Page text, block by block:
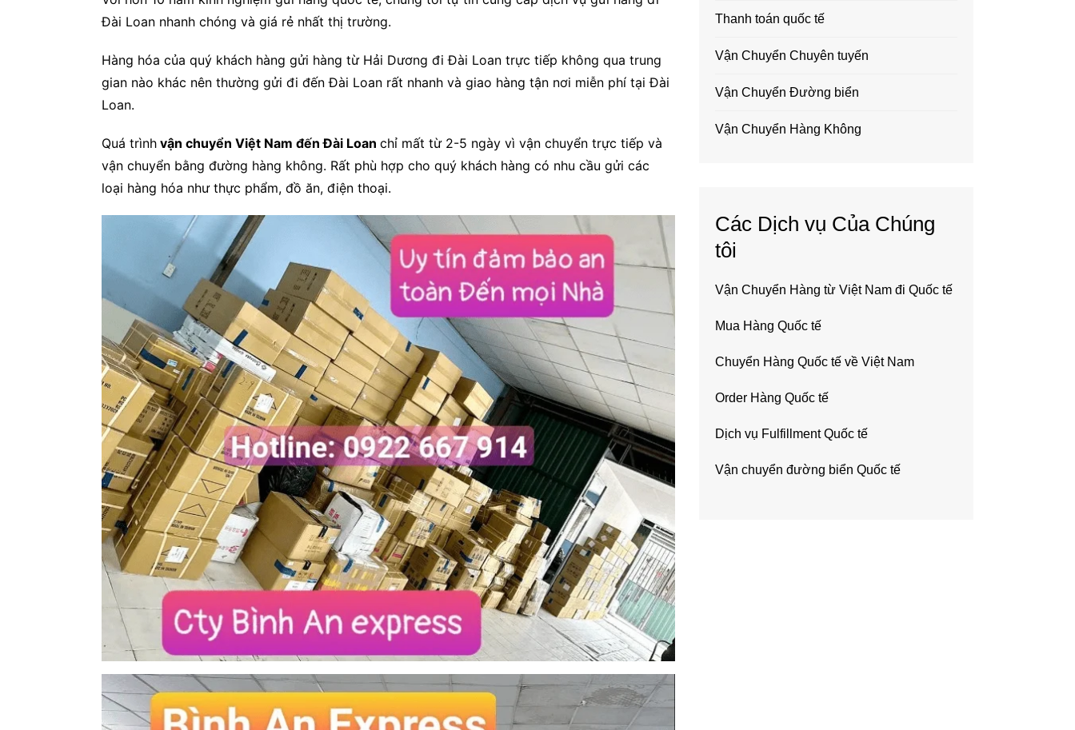
Đài Loan nhanh chóng và giá rẻ nhất thị trường.
Hàng hóa của quý khách hàng gửi hàng từ Hải Dương đi Đài Loan trực tiếp không qua trung
gian nào khác nên thường gửi đi đến Đài Loan rất nhanh và giao hàng tận nơi miễn phí tại Đài
Loan.
Quá trình vận chuyển Việt Nam đến Đài Loan chỉ mất từ 2-5 ngày vì vận chuyển trực tiếp và
vận chuyển bằng đường hàng không. Rất phù hợp cho quý khách hàng có nhu cầu gửi các
loại hàng hóa như thực phẩm, đồ ăn, điện thoại.
Thanh toán quốc tế
Vận Chuyển Chuyên tuyến
Vận Chuyển Đường biển
Vận Chuyển Hàng Không
Các Dịch vụ Của Chúng
tôi
Vận Chuyển Hàng từ Việt Nam đi Quốc tế
Mua Hàng Quốc tế
Chuyển Hàng Quốc tế về Việt Nam
Order Hàng Quốc tế
Dịch vụ Fulfillment Quốc tế
Vận chuyển đường biển Quốc tế